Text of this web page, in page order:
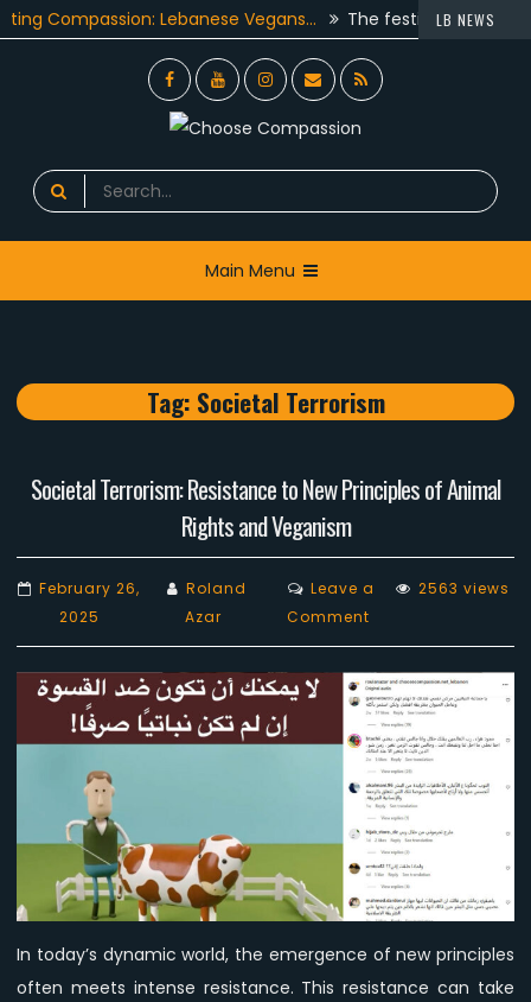
Skip
LB NEWS
Lebanese Vegans…
The festive season got a
Animals Lebanon team and more than
FacebookYouTubeInstagramEmail RSS
Choose Compassion
Search
for:
Main Menu
Tag: Societal Terrorism
Societal Terrorism: Resistance to New Principles of Animal
Rights and Veganism
February 26,
2025
Roland
Azar
Leave a
Commenton
Societal
Terrorism:
Resistance
to
New
Principles
of
Animal
Rights
and
2563 views
In today’s dynamic world, the emergence of new principles
often meets intense resistance. This resistance can take